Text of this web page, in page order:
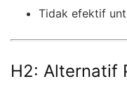
Tidak efektif
H2: Alternatif